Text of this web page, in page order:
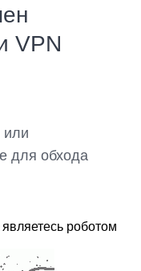
VPN
или
для обхода
роботом